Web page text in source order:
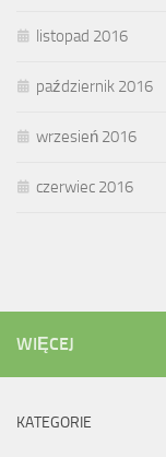
listopad 2016
październik 2016
wrzesień 2016
czerwiec 2016
WIĘCEJ
KATEGORIE